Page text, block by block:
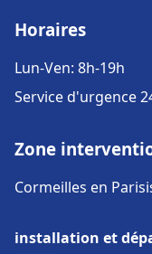
Horaires
Lun-Ven: 8h-19h
Service d'urgence
Zone
Cormeilles en
installation et